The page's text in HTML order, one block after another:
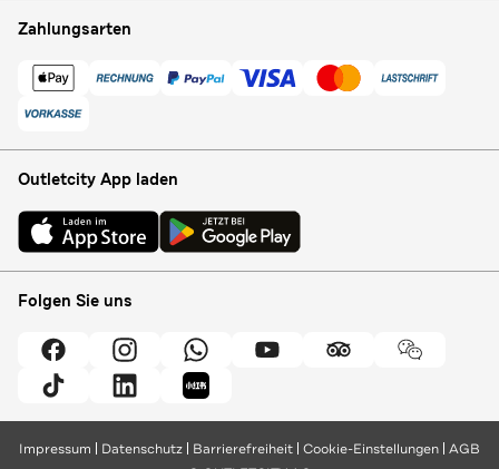
Zahlungsarten
Outletcity App laden
Folgen Sie uns
Impressum Datenschutz Barrierefreiheit Cookie-Einstellungen AGB